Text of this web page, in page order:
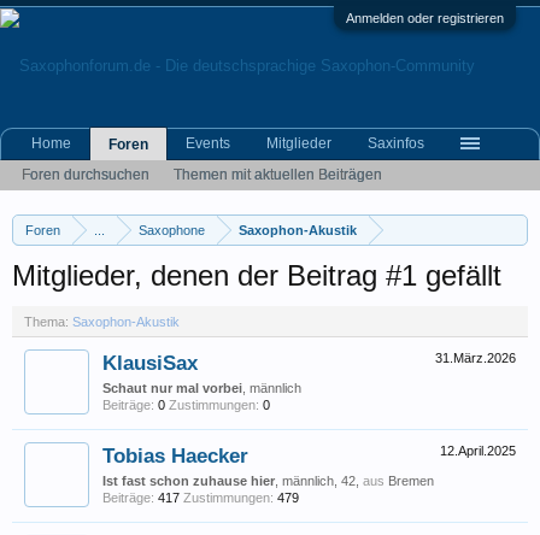
Anmelden oder registrieren
Foren Saxophone Saxophon-Akustik
Mitglieder, denen der Beitrag #1 gefällt
Thema: Saxophon-Akustik
31.März.2026
KlausiSax
Schaut nur mal vorbei , männlich
Beiträge: 0 Zustimmungen: 0
12.April.2025
Tobias Haecker
Ist fast schon zuhause hier , männlich, 42, aus Bremen
Beiträge: 417 Zustimmungen: 479
Home
Foren
Foren durchsuchen
Themen mit aktuellen Beiträgen
Events Mitglieder Saxinfos